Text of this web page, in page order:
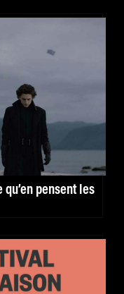
pensent les